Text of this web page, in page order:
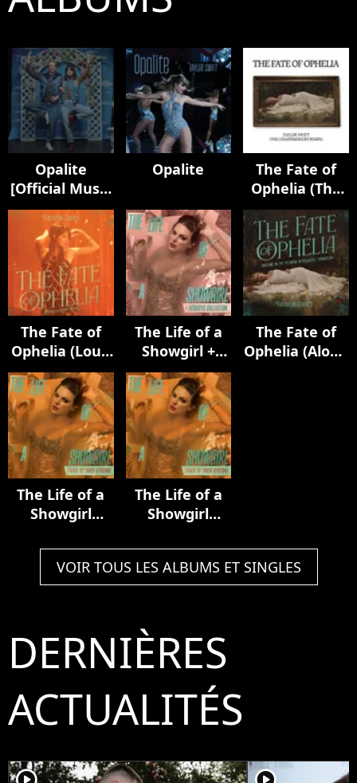
Opalite
[Official Music
Video
(Extended
Versions)]
Opalite
The Fate of
Ophelia (The
Chainsmokers
Remix)
The Fate of
Ophelia (Loud
Luxury Remix)
The Life of a
Showgirl +
Acoustic
Collection
The Fate of
Ophelia (Alone
The Life of a
Showgirl
Track Version)
The Life of a
Showgirl
Track Version)
VOIR TOUS LES ALBUMS ET SINGLES
DERNIÈRES
ACTUALITÉS